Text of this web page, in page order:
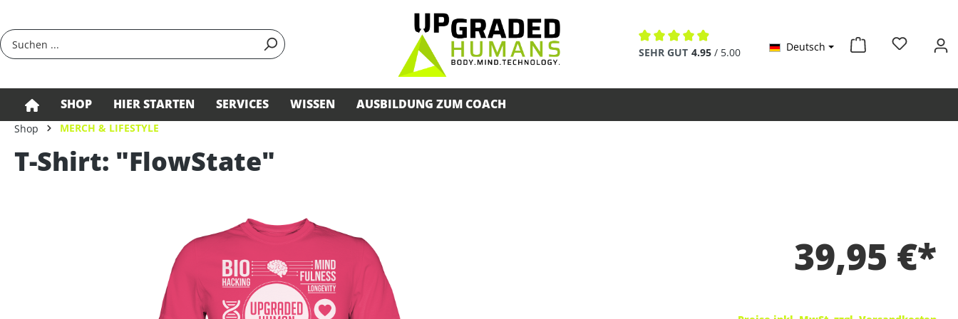
Durchschnittliche Bewertung von 4.9 von 5 Sternen
SEHR GUT 4.95 / 5.00 Deutsch
SHOP HIER STARTEN SERVICES WISSEN AUSBILDUNG ZUM COACH
Shop MERCH & LIFESTYLE
T-Shirt: "FlowState"
39,95 €*